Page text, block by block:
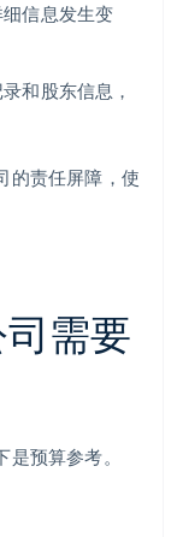
信息发生变
和股东信息，
的责任屏障，使
需要
预算参考。